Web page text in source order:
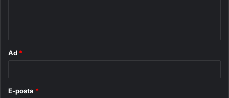
Ad *
E-posta *